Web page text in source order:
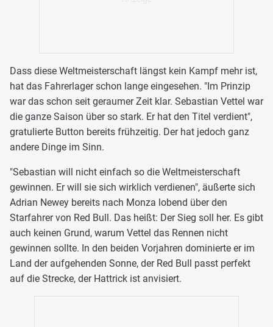
Dass diese Weltmeisterschaft längst kein Kampf mehr ist,
hat das Fahrerlager schon lange eingesehen. "Im Prinzip
war das schon seit geraumer Zeit klar. Sebastian Vettel war
die ganze Saison über so stark. Er hat den Titel verdient",
gratulierte Button bereits frühzeitig. Der hat jedoch ganz
andere Dinge im Sinn.
"Sebastian will nicht einfach so die Weltmeisterschaft
gewinnen. Er will sie sich wirklich verdienen", äußerte sich
Adrian Newey bereits nach Monza lobend über den
Starfahrer von Red Bull. Das heißt: Der Sieg soll her. Es gibt
auch keinen Grund, warum Vettel das Rennen nicht
gewinnen sollte. In den beiden Vorjahren dominierte er im
Land der aufgehenden Sonne, der Red Bull passt perfekt
auf die Strecke, der Hattrick ist anvisiert.